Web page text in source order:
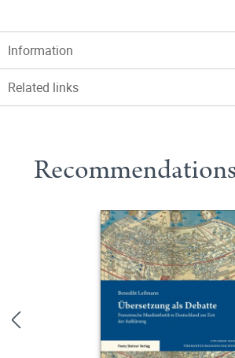
Information
Related links